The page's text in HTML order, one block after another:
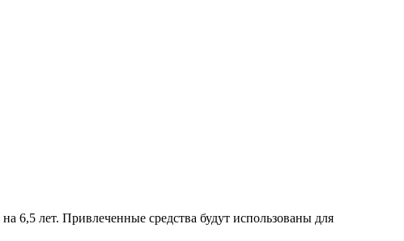
лет. Привлеченные средства будут использованы для